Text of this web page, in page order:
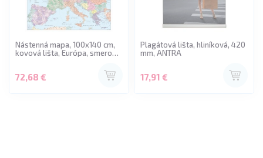
Nástenná mapa, 100x140 cm,
kovová lišta, Európa, smerové
72,68 €
Plagátová lišta, hliníková, 420
mm, ANTRA
17,91 €